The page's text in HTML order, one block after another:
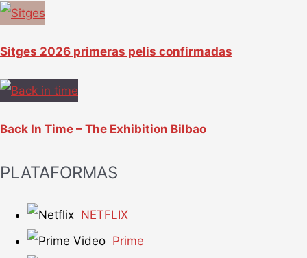
Sitges 2026 primeras pelis confirmadas
Back In Time – The Exhibition Bilbao
PLATAFORMAS
NETFLIX
Prime